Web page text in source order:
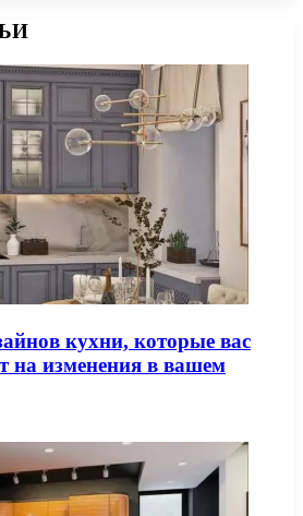
кухни, которые вас
на изменения в вашем